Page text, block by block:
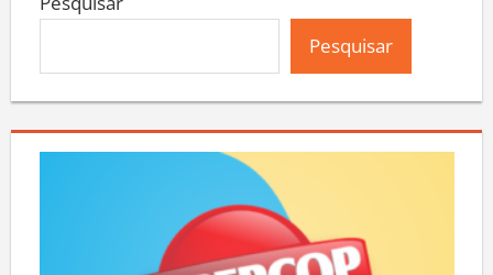
Pesquisar
Pesquisar